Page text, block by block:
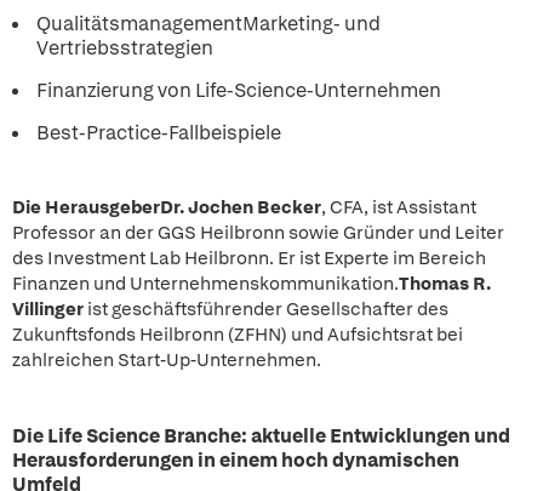
QualitätsmanagementMarketing- und
Vertriebsstrategien
Finanzierung von Life-Science-Unternehmen
Best-Practice-Fallbeispiele
Die HerausgeberDr. Jochen Becker, CFA, ist Assistant
Professor an der GGS Heilbronn sowie Gründer und Leiter
des Investment Lab Heilbronn. Er ist Experte im Bereich
Finanzen und Unternehmenskommunikation.Thomas R.
Villinger ist geschäftsführender Gesellschafter des
Zukunftsfonds Heilbronn (ZFHN) und Aufsichtsrat bei
zahlreichen Start-Up-Unternehmen.
Die Life Science Branche: aktuelle Entwicklungen und
Herausforderungen in einem hoch dynamischen
Umfeld